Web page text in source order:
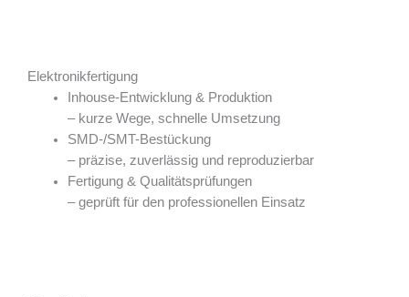
Elektronikfertigung
Inhouse-Entwicklung & Produktion
– kurze Wege, schnelle Umsetzung
SMD-/SMT-Bestückung
– präzise, zuverlässig und reproduzierbar
Fertigung & Qualitätsprüfungen
– geprüft für den professionellen Einsatz